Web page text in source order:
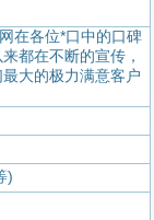
在各位*口中的口碑
都在不断的宣传，
大的极力满意客户
)